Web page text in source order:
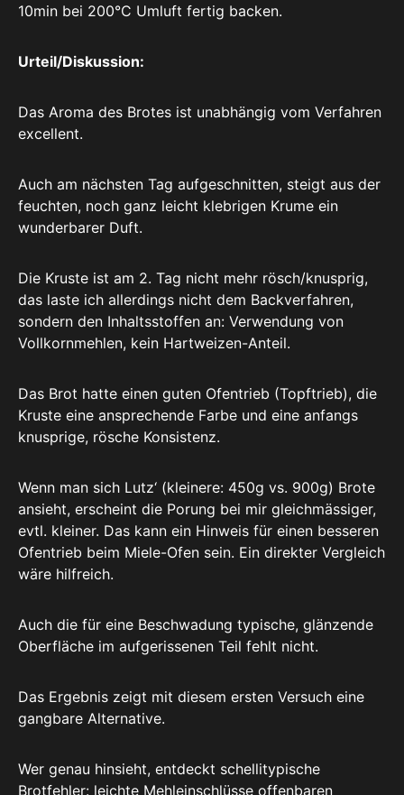
10min bei 200°C Umluft fertig backen.
Urteil/Diskussion:
Das Aroma des Brotes ist unabhängig vom Verfahren
excellent.
Auch am nächsten Tag aufgeschnitten, steigt aus der
feuchten, noch ganz leicht klebrigen Krume ein
wunderbarer Duft.
Die Kruste ist am 2. Tag nicht mehr rösch/knusprig,
das laste ich allerdings nicht dem Backverfahren,
sondern den Inhaltsstoffen an: Verwendung von
Vollkornmehlen, kein Hartweizen-Anteil.
Das Brot hatte einen guten Ofentrieb (Topftrieb), die
Kruste eine ansprechende Farbe und eine anfangs
knusprige, rösche Konsistenz.
Wenn man sich Lutz‘ (kleinere: 450g vs. 900g) Brote
ansieht, erscheint die Porung bei mir gleichmässiger,
evtl. kleiner. Das kann ein Hinweis für einen besseren
Ofentrieb beim Miele-Ofen sein. Ein direkter Vergleich
wäre hilfreich.
Auch die für eine Beschwadung typische, glänzende
Oberfläche im aufgerissenen Teil fehlt nicht.
Das Ergebnis zeigt mit diesem ersten Versuch eine
gangbare Alternative.
Wer genau hinsieht, entdeckt schellitypische
Brotfehler: leichte Mehleinschlüsse offenbaren